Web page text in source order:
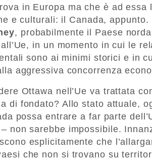
in Europa ma che è ad essa
e culturali: il Canada, appunto.
, probabilmente il Paese
in un momento in cui le
sono ai minimi storici e in
aggressiva concorrenza
Ottawa nell’Ue va trattata
di fondato? Allo stato attuale,
possa entrare a far parte
non sarebbe impossibile.
esplicitamente che
che non si trovano su